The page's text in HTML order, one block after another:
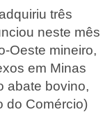
três
neste mês
Oeste mineiro,
em Minas
abate bovino,
do Comércio)